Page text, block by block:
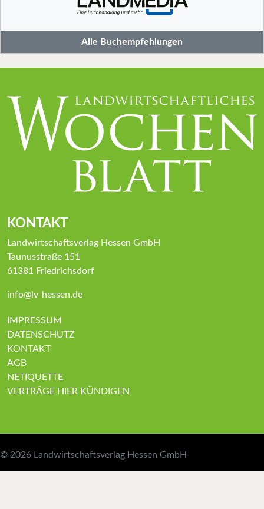
Alle Buchempfehlungen
KONTAKT
Landwirtschaftsverlag Hessen GmbH
Taunusstraße 151
61381 Friedrichsdorf
info@lv-hessen.de
IMPRESSUM
DATENSCHUTZ
KONTAKT
AGB
NETIQUETTE
VERTRÄGE HIER KÜNDIGEN
© 2026 Landwirtschaftsverlag Hessen GmbH